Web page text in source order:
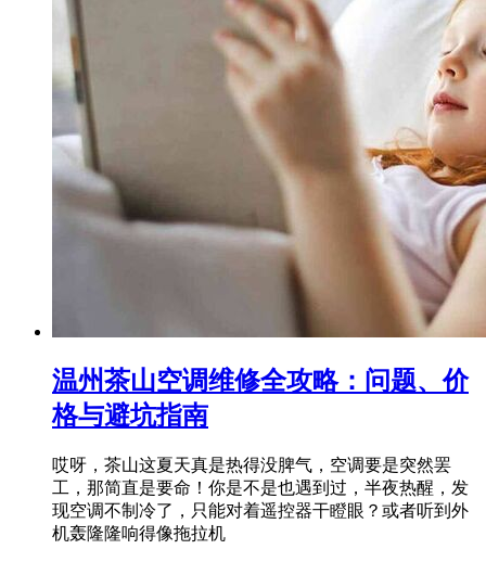
温州茶山空调维修全攻略：问题、价
格与避坑指南
哎呀，茶山这夏天真是热得没脾气，空调要是突然罢
工，那简直是要命！你是不是也遇到过，半夜热醒，发
现空调不制冷了，只能对着遥控器干瞪眼？或者听到外
机轰隆隆响得像拖拉机